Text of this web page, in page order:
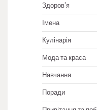
Здоров'я
Імена
Кулінарія
Мода та краса
Навчання
Поради